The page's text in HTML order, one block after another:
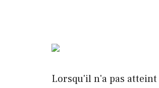
Lorsqu'il n'a pas